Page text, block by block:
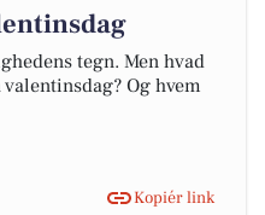
tegn. Men hvad
Og hvem
Kopiér link